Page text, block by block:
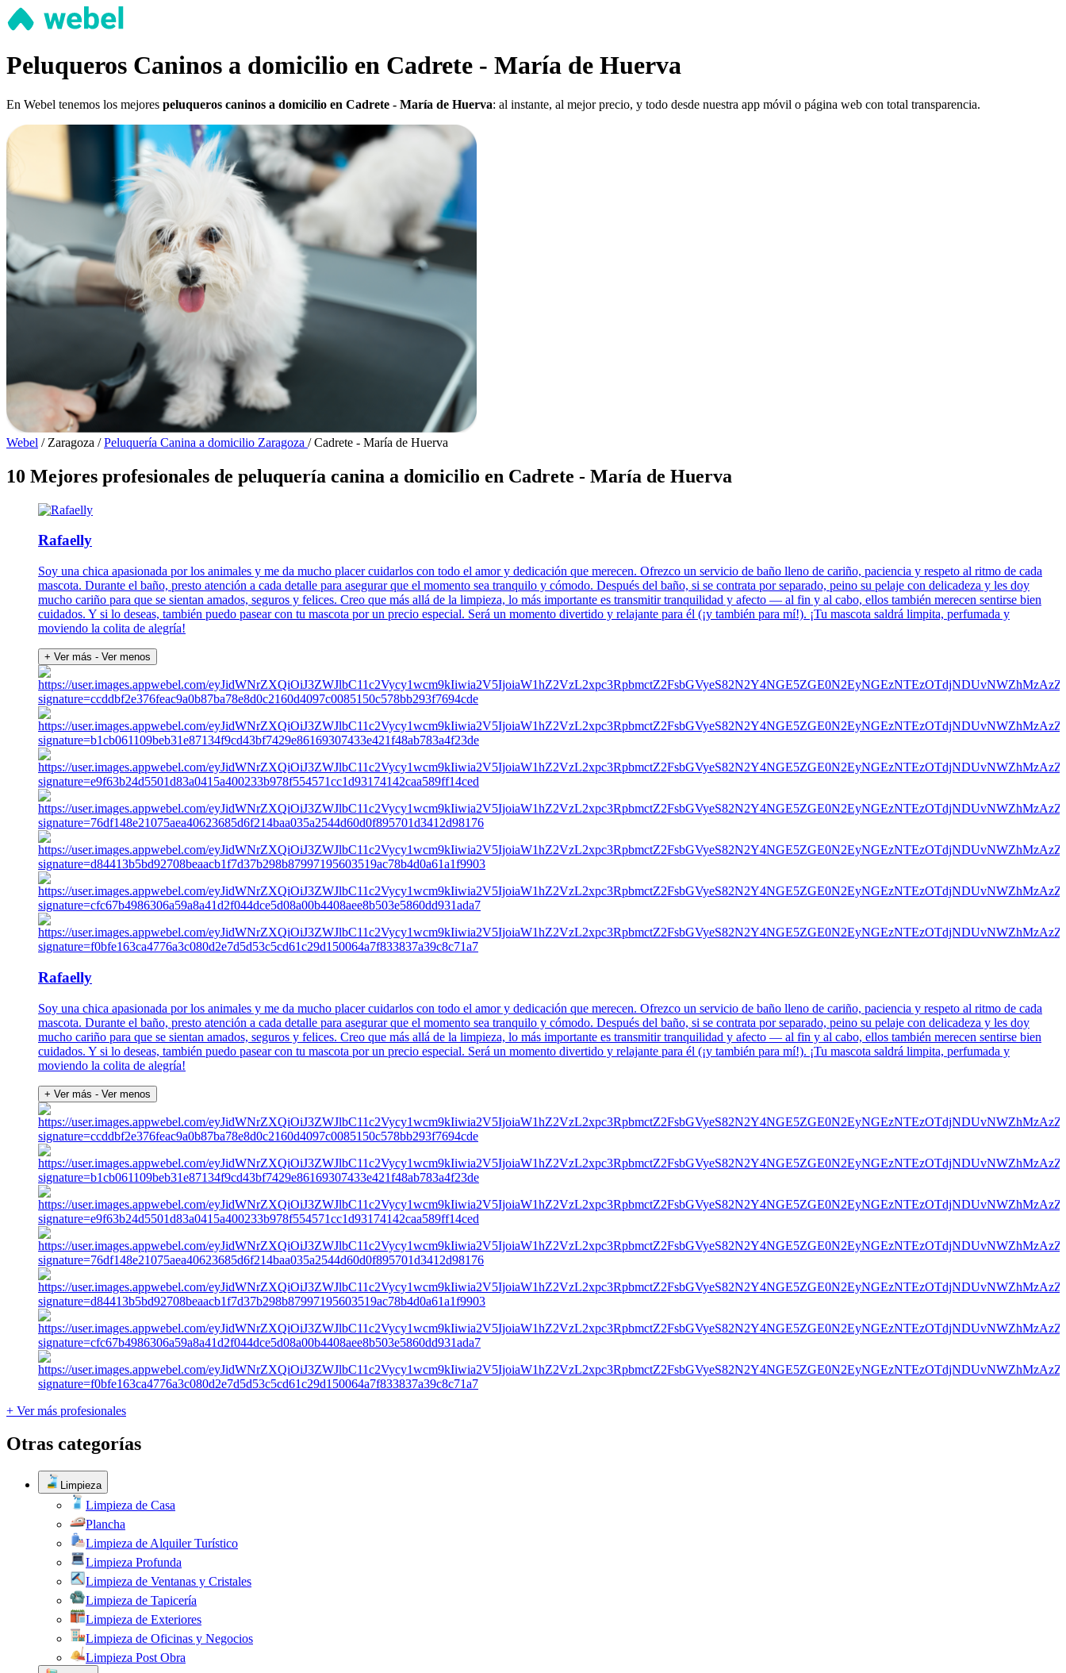
Peluqueros Caninos a domicilio en Cadrete - María de Huerva
En Webel tenemos los mejores peluqueros caninos a domicilio en Cadrete - María de Huerva: al instante, al mejor precio, y todo desde nuestra app móvil o página web con total transparencia.
Webel / Zaragoza / Peluquería Canina a domicilio Zaragoza / Cadrete - María de Huerva
10 Mejores profesionales de peluquería canina a domicilio en Cadrete - María de Huerva
Rafaelly
Soy una chica apasionada por los animales y me da mucho placer cuidarlos con todo el amor y dedicación que merecen. Ofrezco un servicio de baño lleno de cariño, paciencia y respeto al ritmo de cada
mascota. Durante el baño, presto atención a cada detalle para asegurar que el momento sea tranquilo y cómodo. Después del baño, si se contrata por separado, peino su pelaje con delicadeza y les doy
mucho cariño para que se sientan amados, seguros y felices. Creo que más allá de la limpieza, lo más importante es transmitir tranquilidad y afecto — al fin y al cabo, ellos también merecen sentirse bien
cuidados. Y si lo deseas, también puedo pasear con tu mascota por un precio especial. Será un momento divertido y relajante para él (¡y también para mí!). ¡Tu mascota saldrá limpita, perfumada y
moviendo la colita de alegría!
+ Ver más - Ver menos
Rafaelly
Soy una chica apasionada por los animales y me da mucho placer cuidarlos con todo el amor y dedicación que merecen. Ofrezco un servicio de baño lleno de cariño, paciencia y respeto al ritmo de cada
mascota. Durante el baño, presto atención a cada detalle para asegurar que el momento sea tranquilo y cómodo. Después del baño, si se contrata por separado, peino su pelaje con delicadeza y les doy
mucho cariño para que se sientan amados, seguros y felices. Creo que más allá de la limpieza, lo más importante es transmitir tranquilidad y afecto — al fin y al cabo, ellos también merecen sentirse bien
cuidados. Y si lo deseas, también puedo pasear con tu mascota por un precio especial. Será un momento divertido y relajante para él (¡y también para mí!). ¡Tu mascota saldrá limpita, perfumada y
moviendo la colita de alegría!
+ Ver más - Ver menos
+ Ver más profesionales
Otras categorías
Limpieza
Limpieza de Casa
Plancha
Limpieza de Alquiler Turístico
Limpieza Profunda
Limpieza de Ventanas y Cristales
Limpieza de Tapicería
Limpieza de Exteriores
Limpieza de Oficinas y Negocios
Limpieza Post Obra